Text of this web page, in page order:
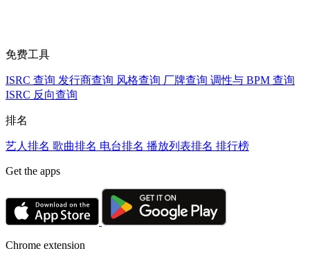
免费工具
ISRC 查询 发行商查询 风格查询 厂牌查询 调性与 BPM 查询
ISRC 反向查询
排名
艺人排名 歌曲排名 电台排名 播放列表排名 排行榜
Get the apps
Chrome extension